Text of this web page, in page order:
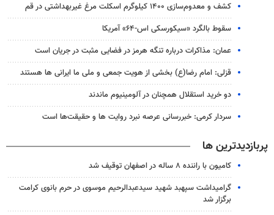
کشف و معدوم‌سازی ۱۴۰۰ کیلوگرم اسکلت مرغ غیربهداشتی در قم
سقوط بالگرد «سیکورسکی اس-۶۴» آمریکا
عمان: مذاکرات درباره تنگه هرمز در فضایی مثبت در جریان است
قزلی: امام رضا(ع) بخشی از هویت جمعی و ملی ما ایرانی ها هستند
دو خرید استقلال همچنان در آلومینیوم ماندند
سردار کرمی: خبررسانی عرصه نبرد روایت ها و حقیقت‌ها است
پربازدیدترین ها
کامیون با راننده ۸ ساله در اصفهان توقیف شد
گرامیداشت سپهبد شهید سیدعبدالرحیم موسوی در حرم بانوی کرامت
برگزار شد